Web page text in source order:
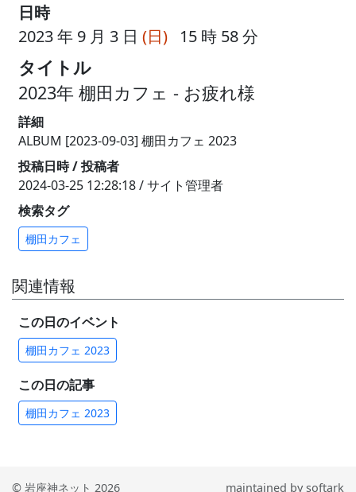
日時
2023 年 9 月 3 日 (日) 15 時 58 分
タイトル
2023年 棚田カフェ - お疲れ様
詳細
ALBUM [2023-09-03] 棚田カフェ 2023
投稿日時 / 投稿者
2024-03-25 12:28:18 / サイト管理者
検索タグ
棚田カフェ
関連情報
この日のイベント
棚田カフェ 2023
この日の記事
棚田カフェ 2023
© 岩座神ネット 2026 maintained bysoftark